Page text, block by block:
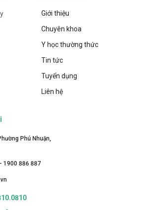
Giới thiệu
Chuyên khoa
Y học thường thức
Tin tức
Tuyển dụng
Liên hệ
Phú Nhuận,
1900 886 887